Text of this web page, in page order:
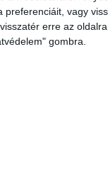
preferenciáit, vagy
erre az
gombra.
kialakítani.